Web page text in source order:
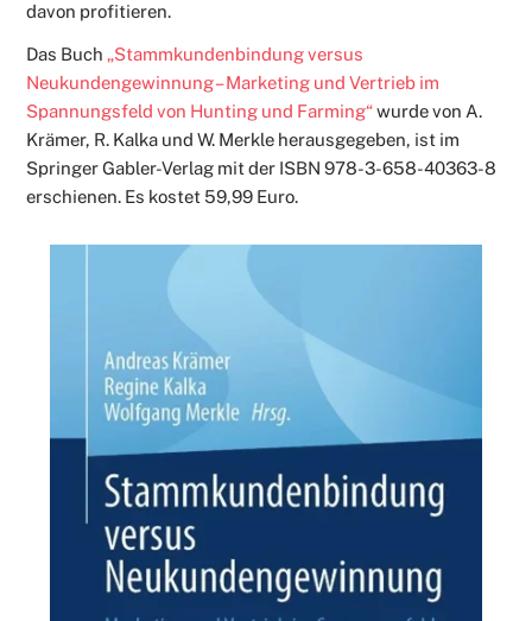
davon profitieren.
Das Buch „Stammkundenbindung versus
Neukundengewinnung – Marketing und Vertrieb im
Spannungsfeld von Hunting und Farming“wurde von A.
Krämer, R. Kalka und W. Merkle herausgegeben, ist im
Springer Gabler-Verlag mit der ISBN 978-3-658-40363-8
erschienen. Es kostet 59,99 Euro.